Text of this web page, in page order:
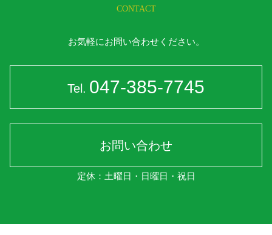
CONTACT
お気軽にお問い合わせください。
Tel. 047-385-7745
お問い合わせ
定休：土曜日・日曜日・祝日